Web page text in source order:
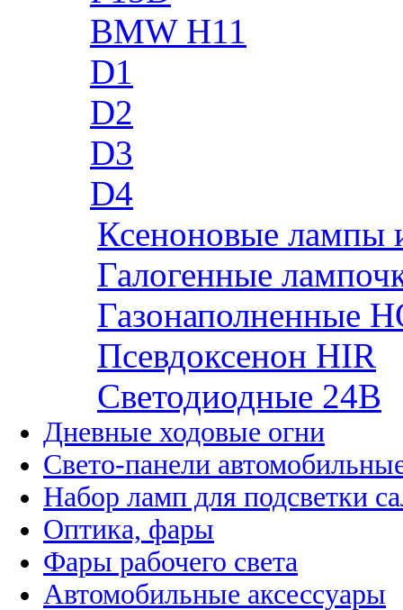
BMW H11
D1
D2
D3
D4
Ксеноновые лампы
Галогенные
Газонаполненные
Псевдоксенон HIR
Cветодиодные 24B
Дневные ходовые огни
Свето-панели
Набор ламп для подсветки
Оптика, фары
Фары рабочего света
Автомобильные аксессуары